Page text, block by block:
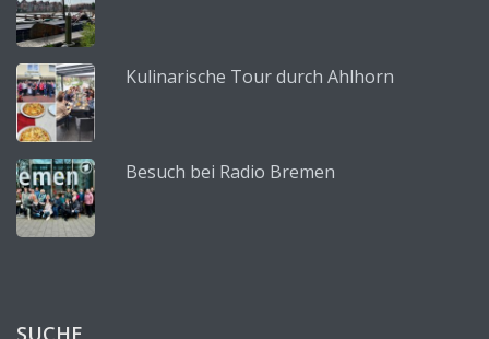
Kulinarische Tour durch Ahlhorn
Besuch bei Radio Bremen